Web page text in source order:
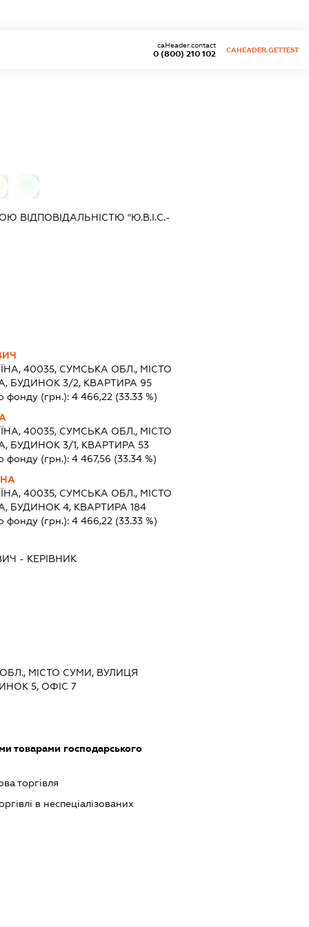
0 (800) 210 102
caHeader.contact
CAHEADER.GETTEST
ВІДПОВІДАЛЬНІСТЮ "Ю.В.І.С.-
40035, СУМСЬКА ОБЛ., МІСТО
БУДИНОК 3/2, КВАРТИРА 95
фонду (грн.): 4 466,22(33.33 %)
40035, СУМСЬКА ОБЛ., МІСТО
БУДИНОК 3/1, КВАРТИРА 53
фонду (грн.): 4 467,56 (33.34 %)
40035, СУМСЬКА ОБЛ., МІСТО
БУДИНОК 4, КВАРТИРА 184
фонду (грн.): 4 466,22(33.33 %)
- КЕРІВНИК
МІСТО СУМИ, ВУЛИЦЯ
5, ОФІС 7
товарами господарського
торгівля
в неспеціалізованих